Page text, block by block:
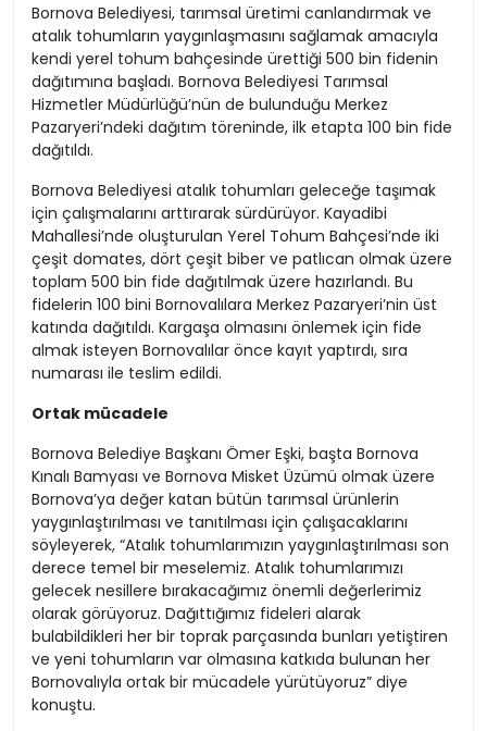
Bornova Belediyesi, tarımsal üretimi canlandırmak ve
atalık tohumların yaygınlaşmasını sağlamak amacıyla
kendi yerel tohum bahçesinde ürettiği 500 bin fidenin
dağıtımına başladı. Bornova Belediyesi Tarımsal
Hizmetler Müdürlüğü’nün de bulunduğu Merkez
Pazaryeri’ndeki dağıtım töreninde, ilk etapta 100 bin fide
dağıtıldı.
Bornova Belediyesi atalık tohumları geleceğe taşımak
için çalışmalarını arttırarak sürdürüyor. Kayadibi
Mahallesi’nde oluşturulan Yerel Tohum Bahçesi’nde iki
çeşit domates, dört çeşit biber ve patlıcan olmak üzere
toplam 500 bin fide dağıtılmak üzere hazırlandı. Bu
fidelerin 100 bini Bornovalılara Merkez Pazaryeri’nin üst
katında dağıtıldı. Kargaşa olmasını önlemek için fide
almak isteyen Bornovalılar önce kayıt yaptırdı, sıra
numarası ile teslim edildi.
Ortak mücadele
Bornova Belediye Başkanı Ömer Eşki, başta Bornova
Kınalı Bamyası ve Bornova Misket Üzümü olmak üzere
Bornova’ya değer katan bütün tarımsal ürünlerin
yaygınlaştırılması ve tanıtılması için çalışacaklarını
söyleyerek, “Atalık tohumlarımızın yaygınlaştırılması son
derece temel bir meselemiz. Atalık tohumlarımızı
gelecek nesillere bırakacağımız önemli değerlerimiz
olarak görüyoruz. Dağıttığımız fideleri alarak
bulabildikleri her bir toprak parçasında bunları yetiştiren
ve yeni tohumların var olmasına katkıda bulunan her
Bornovalıyla ortak bir mücadele yürütüyoruz” diye
konuştu.